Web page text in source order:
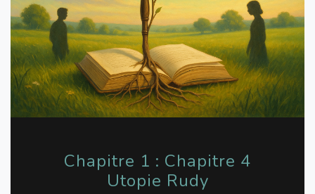
Chapitre 1 : Chapitre 4
Utopie Rudy